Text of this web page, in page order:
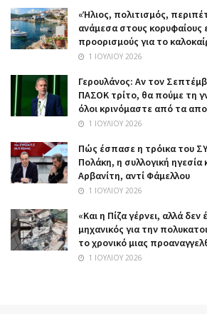
«Ήλιος, πολιτισμός,
ανάμεσα στους κορυφαίους
προορισμούς για το
1 ΙΟΥΛΊΟΥ 2026
Γερουλάνος: Αν τον
ΠΑΣΟΚ τρίτο, θα πούμε τη
όλοι κρινόμαστε από τα
1 ΙΟΥΛΊΟΥ 2026
Πώς έσπασε η τρόικα του
Πολάκη, η συλλογική ηγεσία
Αρβανίτη, αντί Φάμελλου
1 ΙΟΥΛΊΟΥ 2026
«Και η Πίζα γέρνει, αλλά δεν
μηχανικός για την
το χρονικό μιας
1 ΙΟΥΛΊΟΥ 2026